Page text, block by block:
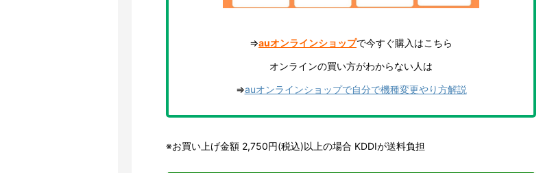
⇒auオンラインショップで今すぐ購入はこちら
オンラインの買い方がわからない人は
⇒auオンラインショップで自分で機種変更やり方解説
※お買い上げ金額 2,750円(税込)以上の場合 KDDIが送料負担